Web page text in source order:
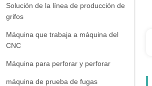
Solución de la línea de producción de
grifos
Máquina que trabaja a máquina del
CNC
Máquina para perforar y perforar
máquina de prueba de fugas